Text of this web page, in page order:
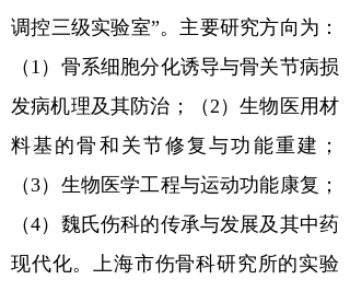
调控三级实验室”。主要研究方向为：
（ 1 ）骨系细胞分化诱导与骨关节病损
发病机理及其防治；（2 ）生物医用材
料基的骨和关节修复与功能重建；
（3）生物医学工程与运动功能康复；
（4）魏氏伤科的传承与发展及其中药
现代化。上海市伤骨科研究所的实验